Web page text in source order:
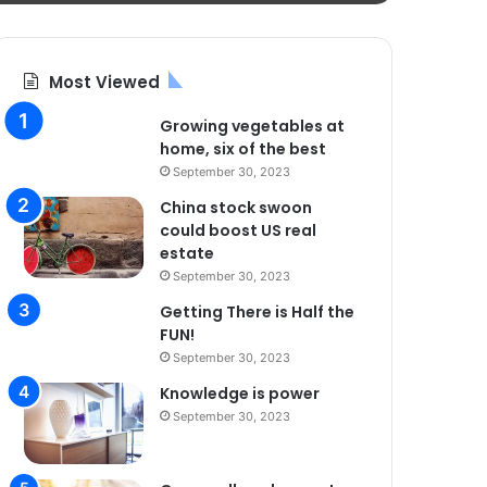
Most Viewed
Growing vegetables at
home, six of the best
September 30, 2023
China stock swoon
could boost US real
estate
September 30, 2023
Getting There is Half the
FUN!
September 30, 2023
Knowledge is power
September 30, 2023